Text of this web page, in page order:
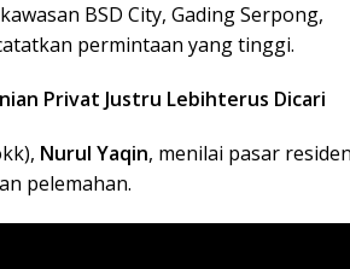
BSD City, Gading Serpong,
permintaan yang tinggi.
Privat Justru Lebihterus Dicari
Nurul Yaqin, menilai pasar
pelemahan.